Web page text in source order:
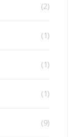
(2)
(1)
(1)
(1)
(9)